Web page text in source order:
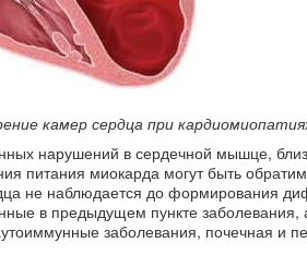
камер сердца при
нарушений в сердечной мышце,
питания миокарда могут быть
не наблюдается до формирования
в предыдущем пункте заболевания,
заболевания, почечная и